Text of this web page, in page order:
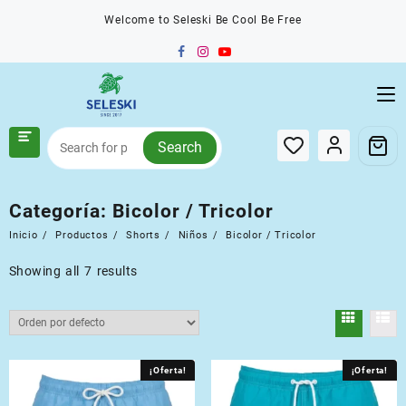
Welcome to Seleski Be Cool Be Free
Search
Categoría: Bicolor / Tricolor
Inicio Productos Shorts Niños Bicolor / Tricolor
Showing all 7 results
¡Oferta! ¡Oferta!